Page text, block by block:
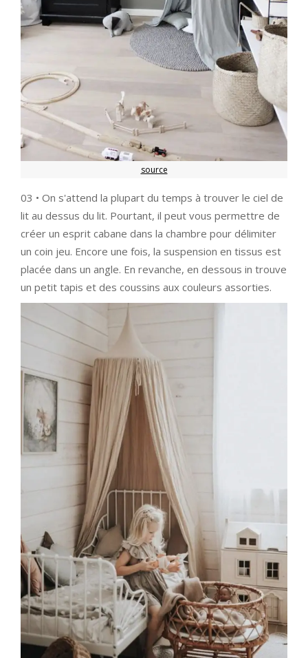
source
03 • On s'attend la plupart du temps à trouver le ciel de
lit au dessus du lit. Pourtant, il peut vous permettre de
créer un esprit cabane dans la chambre pour délimiter
un coin jeu. Encore une fois, la suspension en tissus est
placée dans un angle. En revanche, en dessous in trouve
un petit tapis et des coussins aux couleurs assorties.